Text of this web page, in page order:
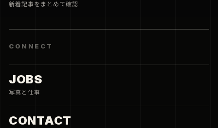
新着記事をまとめて確認
CONNECT
JOBS
写真と仕事
CONTACT